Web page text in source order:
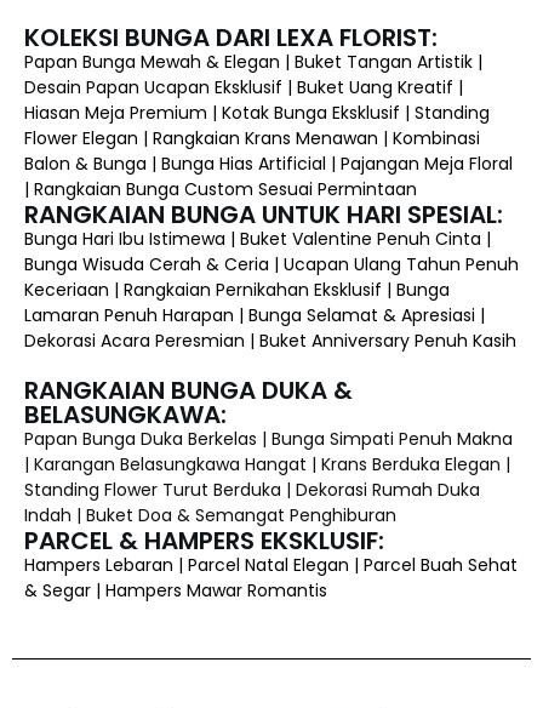
KOLEKSI BUNGA DARI LEXA FLORIST:
Papan Bunga Mewah & Elegan | Buket Tangan Artistik |
Desain Papan Ucapan Eksklusif | Buket Uang Kreatif |
Hiasan Meja Premium | Kotak Bunga Eksklusif | Standing
Flower Elegan | Rangkaian Krans Menawan | Kombinasi
Balon & Bunga | Bunga Hias Artificial | Pajangan Meja Floral
| Rangkaian Bunga Custom Sesuai Permintaan
RANGKAIAN BUNGA UNTUK HARI SPESIAL:
Bunga Hari Ibu Istimewa | Buket Valentine Penuh Cinta |
Bunga Wisuda Cerah & Ceria | Ucapan Ulang Tahun Penuh
Keceriaan | Rangkaian Pernikahan Eksklusif | Bunga
Lamaran Penuh Harapan | Bunga Selamat & Apresiasi |
Dekorasi Acara Peresmian | Buket Anniversary Penuh Kasih
RANGKAIAN BUNGA DUKA &
BELASUNGKAWA:
Papan Bunga Duka Berkelas | Bunga Simpati Penuh Makna
| Karangan Belasungkawa Hangat | Krans Berduka Elegan |
Standing Flower Turut Berduka | Dekorasi Rumah Duka
Indah | Buket Doa & Semangat Penghiburan
PARCEL & HAMPERS EKSKLUSIF:
Hampers Lebaran | Parcel Natal Elegan | Parcel Buah Sehat
& Segar | Hampers Mawar Romantis